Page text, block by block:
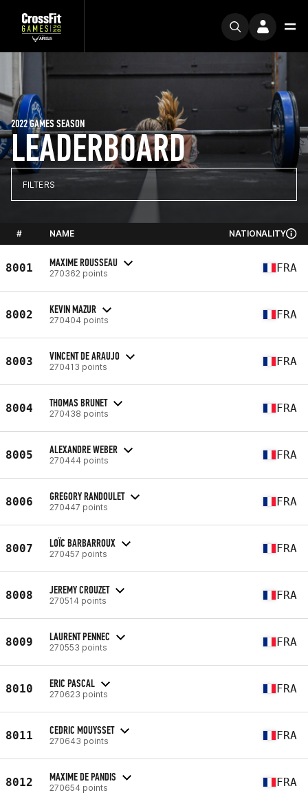
LEADERBOARD
2022 GAMES SEASON
FILTERS
# NAME NATIONALITY
8001 MAXIME ROUSSEAU
270362 points FRA
8002 KEVIN MAZUR
270404 points FRA
8003 VINCENT DE ARAUJO
270413 points FRA
8004 THOMAS BRUNET
270438 points FRA
8005 ALEXANDRE WEBER
270444 points FRA
8006 GREGORY RANDOULET
270447 points FRA
8007 LOÏC BARBARROUX
270457 points FRA
8008 JEREMY CROUZET
270514 points FRA
8009 LAURENT PENNEC
270553 points FRA
8010 ERIC PASCAL
270623 points FRA
8011 CEDRIC MOUYSSET
270643 points FRA
8012 MAXIME DE PANDIS
270654 points FRA